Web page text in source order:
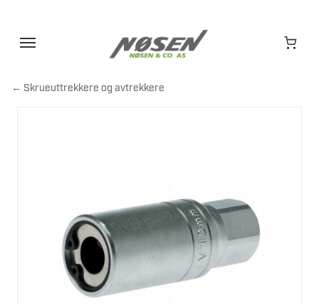
← Skrueuttrekkere og avtrekkere